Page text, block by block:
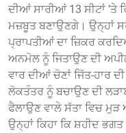
ਦੀਆਂ ਸਾਰੀਆਂ 13 ਸੀਟਾਂ ’ਤੇ
ਮਜ਼ਬੂਤ ਬਣਾਉਣਗੇ। ਉਨ੍ਹਾਂ
ਪ੍ਰਾਪਤੀਆਂ ਦਾ ਜ਼ਿਕਰ
ਅਨਮੋਲ ਨੂੰ ਜਿਤਾਉਣ ਦੀ
ਵਾਰ ਦੀਆਂ ਚੋਣਾਂ ਜਿੱਤ-ਹਾਰ
ਲੋਕਤੰਤਰ ਨੂੰ ਬਚਾਉਣ ਦੀ
ਫੈਲਾਉਣ ਵਾਲੇ ਸੱਤਾ ਵਿਚ
ਉਨ੍ਹਾਂ ਕਿਹਾ ਕਿ ਸ਼ਹੀਦ